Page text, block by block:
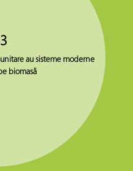
au sisteme moderne
biomasă